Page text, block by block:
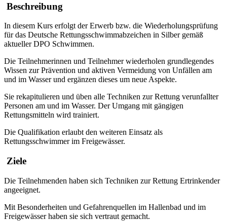
Beschreibung
In diesem Kurs erfolgt der Erwerb bzw. die Wiederholungsprüfung
für das Deutsche Rettungsschwimmabzeichen in Silber gemäß
aktueller DPO Schwimmen.
Die Teilnehmerinnen und Teilnehmer wiederholen grundlegendes
Wissen zur Prävention und aktiven Vermeidung von Unfällen am
und im Wasser und ergänzen dieses um neue Aspekte.
Sie rekapitulieren und üben alle Techniken zur Rettung verunfallter
Personen am und im Wasser. Der Umgang mit gängigen
Rettungsmitteln wird trainiert.
Die Qualifikation erlaubt den weiteren Einsatz als
Rettungsschwimmer im Freigewässer.
Ziele
Die Teilnehmenden haben sich Techniken zur Rettung Ertrinkender
angeeignet.
Mit Besonderheiten und Gefahrenquellen im Hallenbad und im
Freigewässer haben sie sich vertraut gemacht.